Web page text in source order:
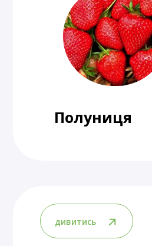
дивитись
Полуниця